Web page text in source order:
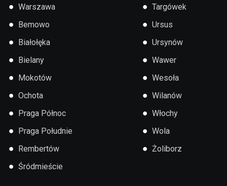
● Warszawa
● Bemowo
● Białołęka
● Bielany
● Mokotów
● Ochota
● Praga Północ
● Praga Południe
● Rembertów
● Śródmieście
● Targówek
● Ursus
● Ursynów
● Wawer
● Wesoła
● Wilanów
● Włochy
● Wola
● Żoliborz